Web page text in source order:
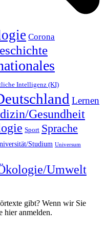
Corona
Intelligenz (KI)
Lernen
Gesundheit
Sport Sprache
Studium Universum
Umwelt
gibt? Wenn wir Sie
hier anmelden.